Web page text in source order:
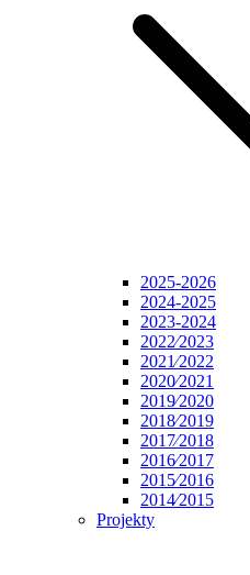
2025-2026
2024-2025
2023-2024
2022⁄2023
2021⁄2022
2020⁄2021
2019⁄2020
2018⁄2019
2017⁄2018
2016⁄2017
2015⁄2016
2014⁄2015
Projekty